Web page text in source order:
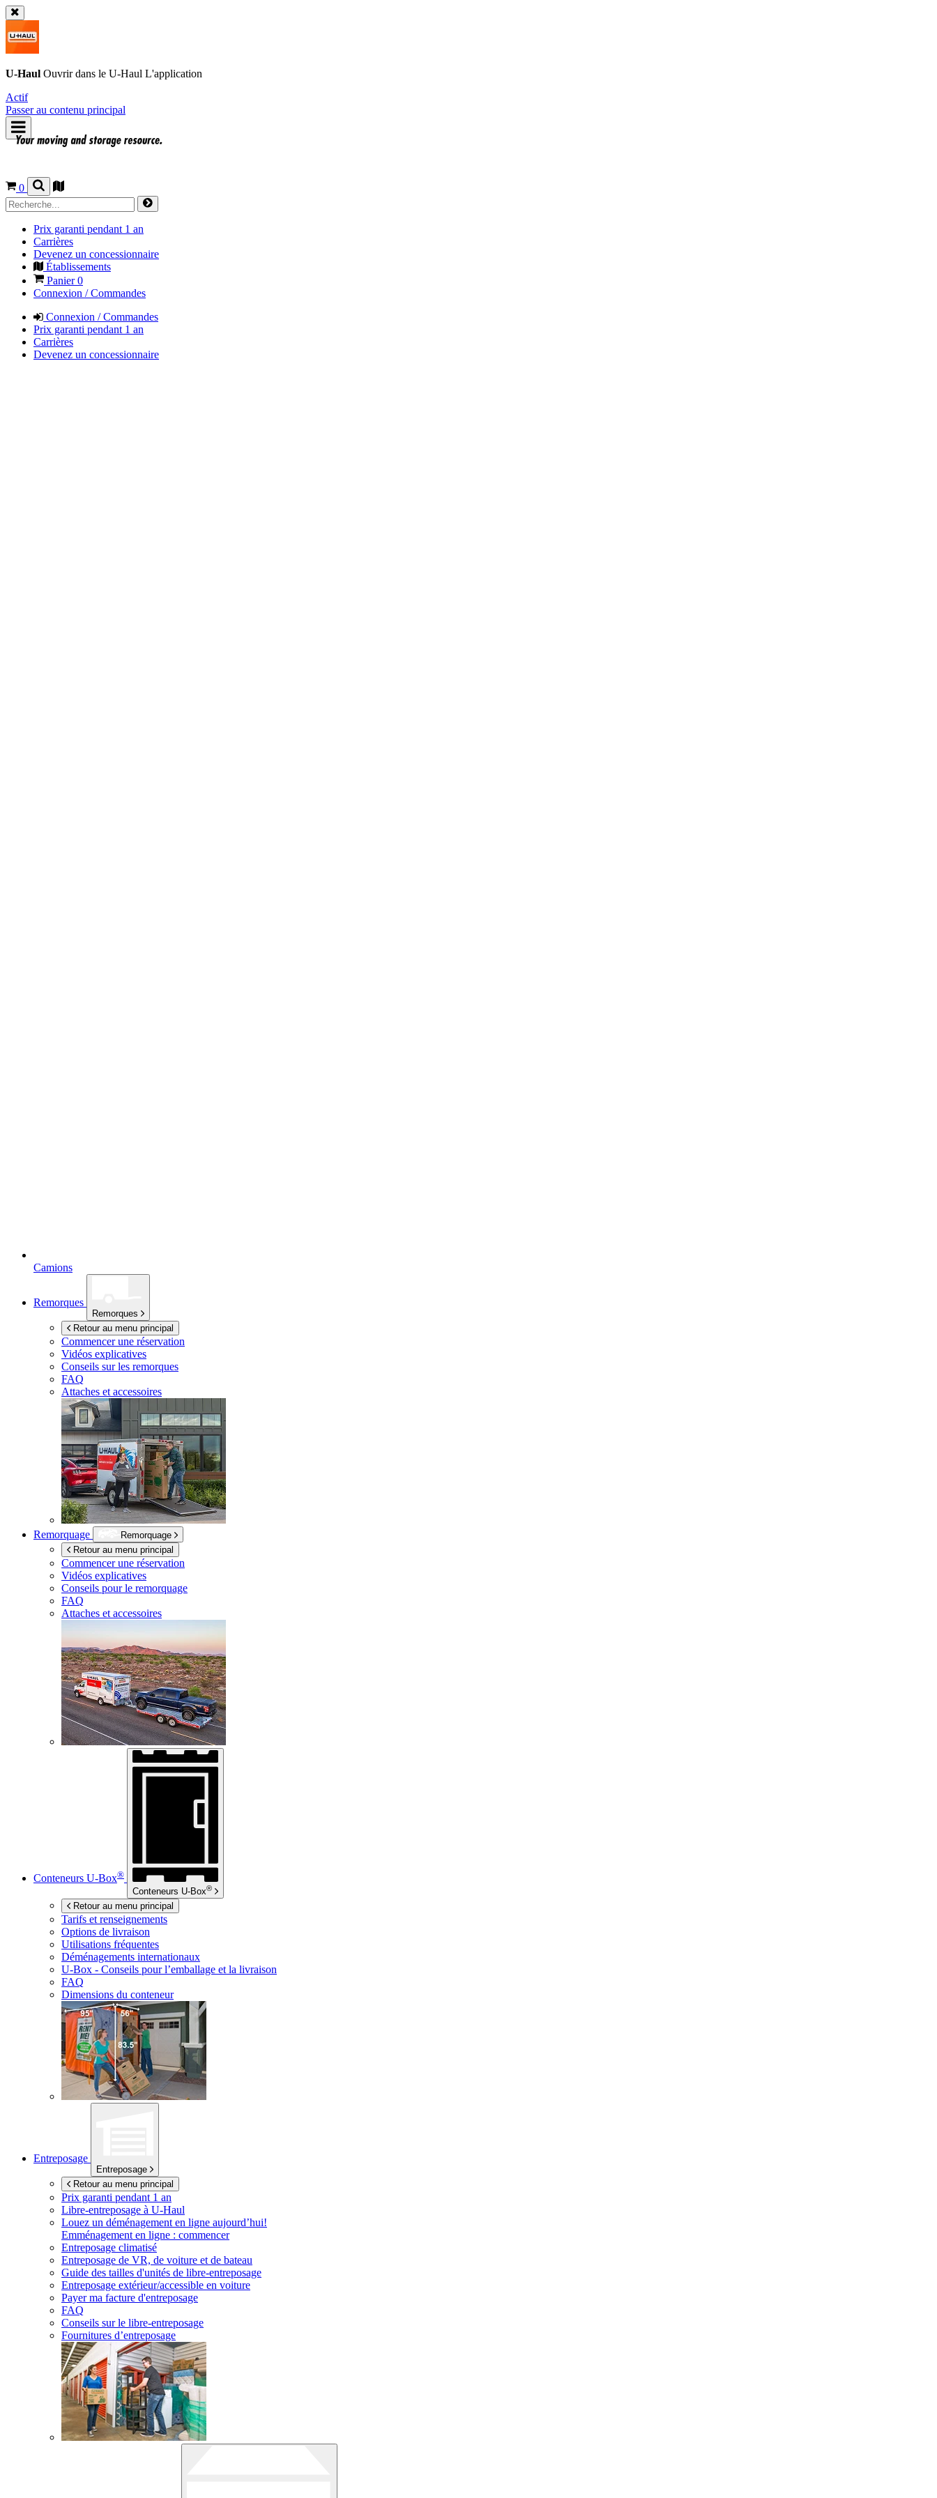
U-Haul Ouvrir dans le U-Haul L'application
Actif
Passer au contenu principal
0
Prix garanti pendant 1 an
Carrières
Devenez un concessionnaire
Établissements
Panier0
Connexion / Commandes
Connexion / Commandes
Prix garanti pendant 1 an
Carrières
Devenez un concessionnaire
Camions
Remorques
Remorques
Retour au menu principal
Commencer une réservation
Vidéos explicatives
Conseils sur les remorques
FAQ
Attaches et accessoires
Remorquage
Remorquage
Retour au menu principal
Commencer une réservation
Vidéos explicatives
Conseils pour le remorquage
FAQ
Attaches et accessoires
Conteneurs U-Box®
Conteneurs U-Box®
Retour au menu principal
Tarifs et renseignements
Options de livraison
Utilisations fréquentes
Déménagements internationaux
U-Box - Conseils pour l’emballage et la livraison
FAQ
Dimensions du conteneur
Entreposage
Entreposage
Retour au menu principal
Prix garanti pendant 1 an
Libre-entreposage à U-Haul
Louez un déménagement en ligne aujourd’hui!
Emménagement en ligne : commencer
Entreposage climatisé
Entreposage de VR, de voiture et de bateau
Guide des tailles d'unités de libre-entreposage
Entreposage extérieur/accessible en voiture
Payer ma facture d'entreposage
FAQ
Conseils sur le libre-entreposage
Fournitures d’entreposage